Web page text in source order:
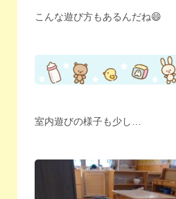
こんな遊び方もあるんだね😄
室内遊びの様子も少し…